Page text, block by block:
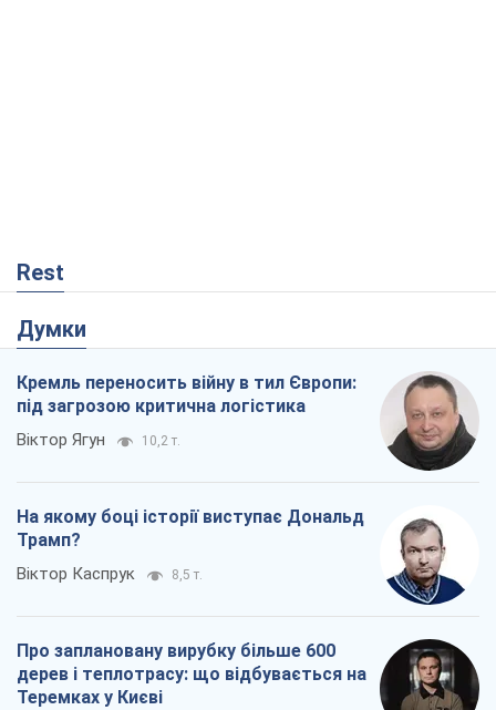
Rest
Думки
Кремль переносить війну в тил Європи:
під загрозою критична логістика
Віктор Ягун 10,2 т.
На якому боці історії виступає Дональд
Трамп?
Віктор Каспрук 8,5 т.
Про заплановану вирубку більше 600
дерев і теплотрасу: що відбувається на
Теремках у Києві